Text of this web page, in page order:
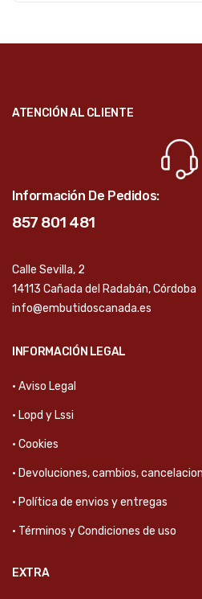
ATENCIÓN AL CLIENTE
Información De Pedidos:
857 801 481
Calle Sevilla, 2
14113 Cañada del Radabán, Córdoba
info@embutidoscanada.es
INFORMACIÓN LEGAL
· Aviso Legal
· Lopd y Lssi
· Cookies
· Devoluciones, cambios,
· Política de envios y entregas
· Términos y Condiciones de uso
EXTRA